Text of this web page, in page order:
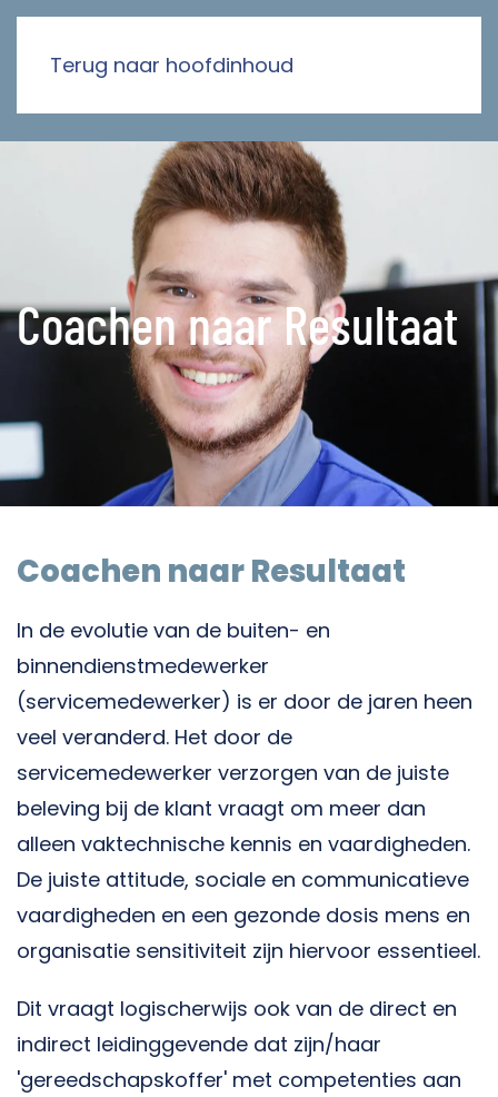
Terug naar hoofdinhoud
Coachen naar Resultaat
Coachen naar Resultaat
In de evolutie van de buiten- en
binnendienstmedewerker
(servicemedewerker) is er door de jaren heen
veel veranderd. Het door de
servicemedewerker verzorgen van de juiste
beleving bij de klant vraagt om meer dan
alleen vaktechnische kennis en vaardigheden.
De juiste attitude, sociale en communicatieve
vaardigheden en een gezonde dosis mens en
organisatie sensitiviteit zijn hiervoor essentieel.
Dit vraagt logischerwijs ook van de direct en
indirect leidinggevende dat zijn/haar
'gereedschapskoffer' met competenties aan